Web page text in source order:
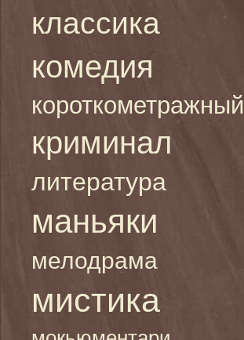
классика
комедия
короткометражный
криминал
литература
маньяки
мелодрама
мистика